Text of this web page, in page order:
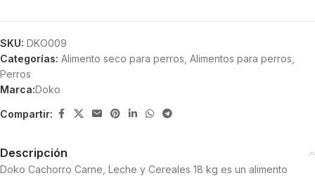
SKU: DKO009
Categorías: Alimento seco para perros Alimentos para perros
Perros
Marca:Doko
Compartir:
Descripción
Doko Cachorro Carne, Leche y Cereales 18 kg es un alimento